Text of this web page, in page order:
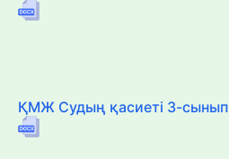
ҚМЖ Судың қасиеті 3-сынып